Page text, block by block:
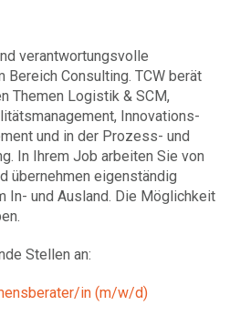
verantwortungsvolle
Bereich Consulting. TCW berät
Themen Logistik & SCM,
Innovations-
und in der Prozess- und
In Ihrem Job arbeiten Sie von
übernehmen eigenständig
In- und Ausland. Die Möglichkeit
Stellen an:
in (m/w/d)